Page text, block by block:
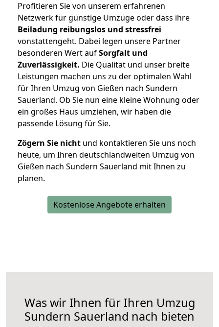
Profitieren Sie von unserem erfahrenen
Netzwerk für günstige Umzüge oder dass ihre
Beiladung reibungslos und stressfrei
vonstattengeht. Dabei legen unsere Partner
besonderen Wert aufSorgfalt und
Zuverlässigkeit. Die Qualität und unser breite
Leistungen machen uns zu der optimalen Wahl
für Ihren Umzug von Gießen nach Sundern
Sauerland. Ob Sie nun eine kleine Wohnung oder
ein großes Haus umziehen, wir haben die
passende Lösung für Sie.
Zögern Sie nicht und kontaktieren Sie uns noch
heute, um Ihren deutschlandweiten Umzug von
Gießen nach Sundern Sauerland mit Ihnen zu
planen.
Kostenlose Angebote erhalten
Was wir Ihnen für Ihren Umzug
Sundern Sauerland nach bieten